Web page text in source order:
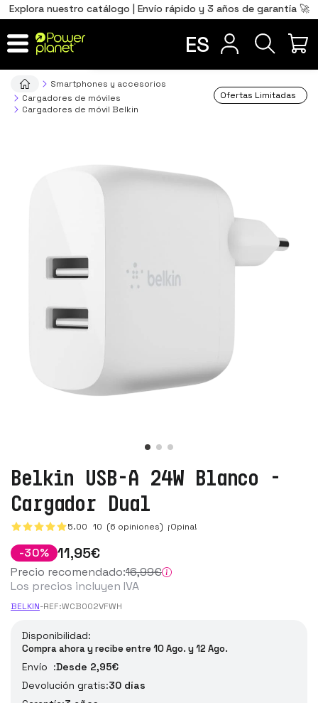
Explora nuestro catálogo | Envío rápido y 3 años de garantía 🚀
ES
Smartphones y accesorios
Cargadores de móviles
Cargadores de móvil Belkin
Ofertas Limitadas
Belkin USB-A 24W Blanco -
Cargador Dual
5.00 10 (6 opiniones) ¡Opina!
-30% 11,95€
Precio recomendado:16,99€
Los precios incluyen IVA
BELKIN-REF:WCB002VFWH
Disponibilidad:
Compra ahora y recibe entre 10 Ago. y 12 Ago.
Envío :Desde 2,95€
Devolución gratis:30 días
Total 0,00€
IR AL CARRITO
Português
PT
FR